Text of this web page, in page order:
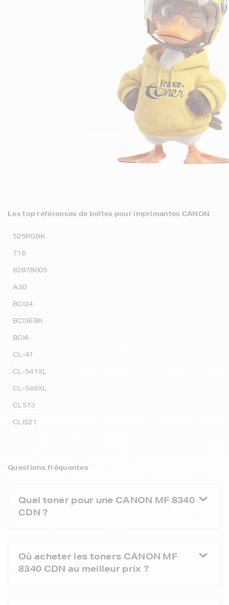
Les top références de boites pour imprimantes CANON
525PGBK
716
8287B005
A30
BCI24
BCI3EBK
BCI6
CL-41
CL-541XL
CL-546XL
CL513
CLI521
Questions fréquentes
Quel toner pour une CANON MF 8340
CDN ?
Où acheter les toners CANON MF
8340 CDN au meilleur prix ?